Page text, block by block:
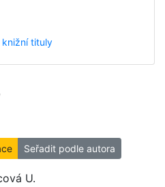
knižní tituly
Seřadit podle autora
U.